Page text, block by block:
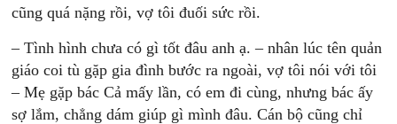
cũng quá nặng rồi, vợ tôi đuối sức rồi.
– Tình hình chưa có gì tốt đâu anh ạ. – nhân lúc tên quản
giáo coi tù gặp gia đình bước ra ngoài, vợ tôi nói với tôi
– Mẹ gặp bác Cả mấy lần, có em đi cùng, nhưng bác ấy
sợ lắm, chẳng dám giúp gì mình đâu. Cán bộ cũng chỉ